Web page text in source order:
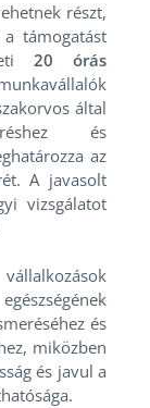
részt,
támogatást
20 órás
által
és
az
A javasolt
vizsgálatot
és
miközben
és javul a